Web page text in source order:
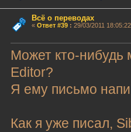
Всё о переводах
« Ответ #39: 29/03/2011
Может кто-нибудь
Editor?
Я ему письмо
Как я уже писал,